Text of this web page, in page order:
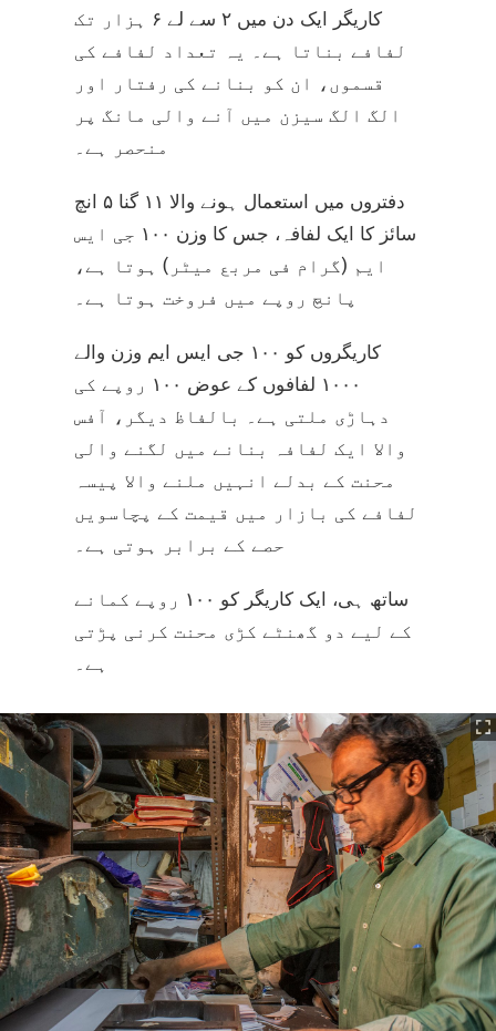
کاریگر ایک دن میں ۲ سے لے ۶ ہزار تک
لفافے بناتا ہے۔ یہ تعداد لفافے کی
قسموں، ان کو بنانے کی رفتار اور
الگ الگ سیزن میں آنے والی مانگ پر
منحصر ہے۔
دفتروں میں استعمال ہونے والا ۱۱ گنا ۵ انچ
سائز کا ایک لفافہ، جس کا وزن ۱۰۰ جی ایس
ایم (گرام فی مربع میٹر) ہوتا ہے،
پانچ روپے میں فروخت ہوتا ہے۔
کاریگروں کو ۱۰۰ جی ایس ایم وزن والے
۱۰۰۰ لفافوں کے عوض ۱۰۰ روپے کی
دہاڑی ملتی ہے۔ بالفاظ دیگر، آفس
والا ایک لفافہ بنانے میں لگنے والی
محنت کے بدلے انہیں ملنے والا پیسہ
لفافے کی بازار میں قیمت کے پچاسویں
حصے کے برابر ہوتی ہے۔
ساتھ ہی، ایک کاریگر کو ۱۰۰ روپے کمانے
کے لیے دو گھنٹے کڑی محنت کرنی پڑتی
ہے۔